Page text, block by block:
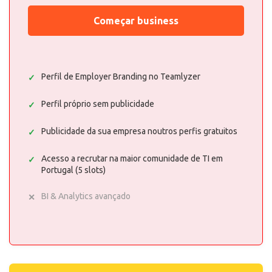
Começar business
Perfil de Employer Branding no Teamlyzer
Perfil próprio sem publicidade
Publicidade da sua empresa noutros perfis gratuitos
Acesso a recrutar na maior comunidade de TI em
Portugal (5 slots)
BI & Analytics avançado